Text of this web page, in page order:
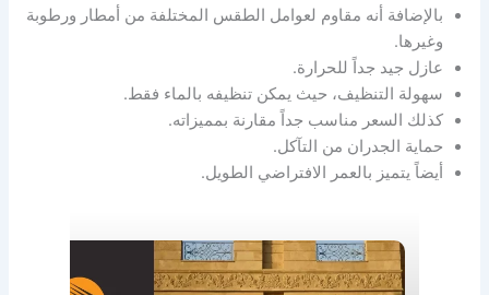
بالإضافة أنه مقاوم لعوامل الطقس المختلفة من أمطار ورطوبة
وغيرها.
عازل جيد جداً للحرارة.
سهولة التنظيف، حيث يمكن تنظيفه بالماء فقط.
كذلك السعر مناسب جداً مقارنة بمميزاته.
حماية الجدران من التآكل.
أيضاً يتميز بالعمر الافتراضي الطويل.